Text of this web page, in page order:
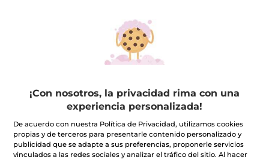
plus de relajación
Masaje en el cuero cabelludo para complementar tu
a partir de 20€
pedido
¡Con nosotros, la privacidad rima con una
experiencia personalizada!
De acuerdo con nuestra Política de Privacidad, utilizamos cookies
propias y de terceros para presentarle contenido personalizado y
publicidad que se adapte a sus preferencias, proponerle servicios
vinculados a las redes sociales y analizar el tráfico del sitio. Al hacer